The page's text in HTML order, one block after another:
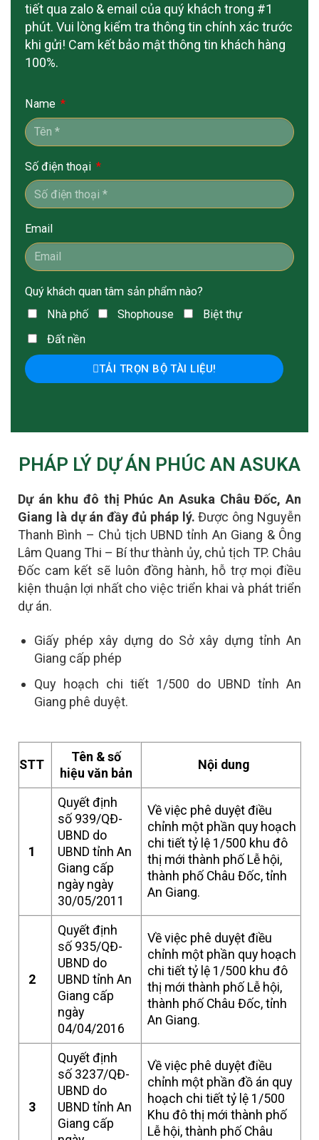
tiết qua zalo & email của quý khách trong #1
phút. Vui lòng kiểm tra thông tin chính xác trước
khi gửi! Cam kết bảo mật thông tin khách hàng
100%.
Name
Số điện thoại
Email
Quý khách quan tâm sản phẩm nào?
Nhà phố
Shophouse
Biệt thự
Đất nền
TẢI TRỌN BỘ TÀI LIỆU!
PHÁP LÝ DỰ ÁN PHÚC AN ASUKA
Dự án khu đô thị Phúc An Asuka Châu Đốc, An
Giang là dự án đầy đủ pháp lý.Được ông Nguyễn
Thanh Bình – Chủ tịch UBND tỉnh An Giang & Ông
Lâm Quang Thi – Bí thư thành ủy, chủ tịch TP. Châu
Đốc cam kết sẽ luôn đồng hành, hỗ trợ mọi điều
kiện thuận lợi nhất cho việc triển khai và phát triển
dự án.
Giấy phép xây dựng do Sở xây dựng tỉnh An
Giang cấp phép
Quy hoạch chi tiết 1/500 do UBND tỉnh An
Giang phê duyệt.
STT
Tên & số
hiệu văn bản
Nội dung
1
Quyết định
số 939/QĐ-
UBND do
UBND tỉnh An
Giang cấp
ngày ngày
30/05/2011
Về việc phê duyệt điều
chỉnh một phần quy hoạch
chi tiết tỷ lệ 1/500 khu đô
thị mới thành phố Lễ hội,
thành phố Châu Đốc, tỉnh
An Giang.
2
Quyết định
số 935/QĐ-
UBND do
UBND tỉnh An
Giang cấp
ngày
04/04/2016
Về việc phê duyệt điều
chỉnh một phần quy hoạch
chi tiết tỷ lệ 1/500 khu đô
thị mới thành phố Lễ hội,
thành phố Châu Đốc, tỉnh
An Giang.
3
Quyết định
số 3237/QĐ-
UBND do
UBND tỉnh An
Giang cấp
Về việc phê duyệt điều
chỉnh một phần đồ án quy
hoạch chi tiết tỷ lệ 1/500
Khu đô thị mới thành phố
Lễ hội, thành phố Châu